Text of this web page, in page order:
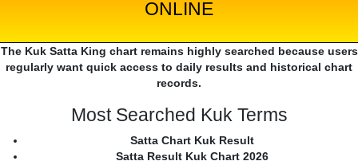
ONLINE
The Kuk Satta King chart remains highly searched because users
regularly want quick access to daily results and historical chart
records.
Most Searched Kuk Terms
Satta Chart Kuk Result
Satta Result Kuk Chart 2026